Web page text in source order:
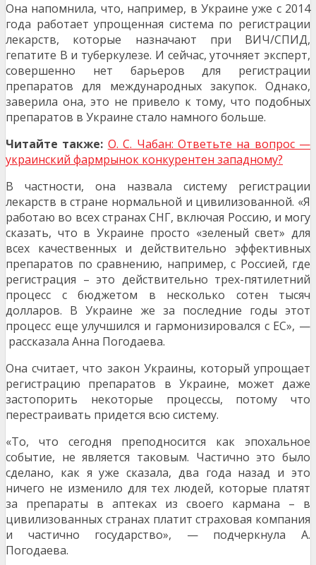
Она напомнила, что, например, в Украине уже с 2014
года работает упрощенная система по регистрации
лекарств, которые назначают при ВИЧ/СПИД,
гепатите B и туберкулезе. И сейчас, уточняет эксперт,
совершенно нет барьеров для регистрации
препаратов для международных закупок. Однако,
заверила она, это не привело к тому, что подобных
препаратов в Украине стало намного больше.
Читайте также: О. С. Чабан: Ответьте на вопрос —
украинский фармрынок конкурентен западному?
В частности, она назвала систему регистрации
лекарств в стране нормальной и цивилизованной. «Я
работаю во всех странах СНГ, включая Россию, и могу
сказать, что в Украине просто «зеленый свет» для
всех качественных и действительно эффективных
препаратов по сравнению, например, с Россией, где
регистрация – это действительно трех-пятилетний
процесс с бюджетом в несколько сотен тысяч
долларов. В Украине же за последние годы этот
процесс еще улучшился и гармонизировался с ЕС», —
рассказала Анна Погодаева.
Она считает, что закон Украины, который упрощает
регистрацию препаратов в Украине, может даже
застопорить некоторые процессы, потому что
перестраивать придется всю систему.
«То, что сегодня преподносится как эпохальное
событие, не является таковым. Частично это было
сделано, как я уже сказала, два года назад и это
ничего не изменило для тех людей, которые платят
за препараты в аптеках из своего кармана – в
цивилизованных странах платит страховая компания
и частично государство», — подчеркнула А.
Погодаева.